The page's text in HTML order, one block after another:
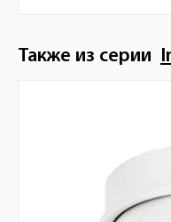
Также из серии